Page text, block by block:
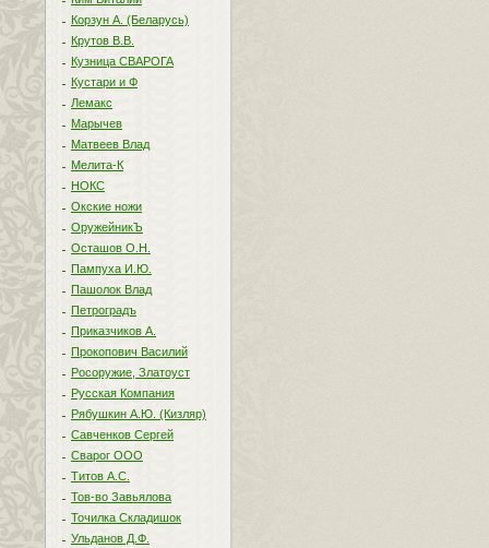
Корзун А. (Беларусь)
Крутов В.В.
Кузница СВАРОГА
Кустари и Ф
Лемакс
Марычев
Матвеев Влад
Мелита-К
НОКС
Окские ножи
ОружейникЪ
Осташов О.Н.
Пампуха И.Ю.
Пашолок Влад
Петроградъ
Приказчиков А.
Прокопович Василий
Росоружие, Златоуст
Русская Компания
Рябушкин А.Ю. (Кизляр)
Савченков Сергей
Сварог ООО
Титов А.С.
Тов-во Завьялова
Точилка Складишок
Ульданов Д.Ф.